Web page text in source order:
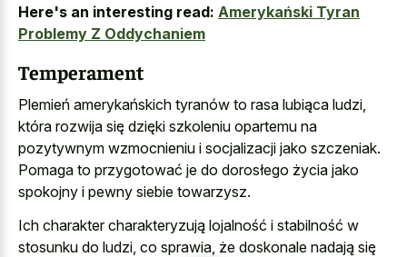
Here's an interesting read: Amerykański Tyran
Problemy Z Oddychaniem
Temperament
Plemień amerykańskich tyranów to rasa lubiąca ludzi,
która rozwija się dzięki szkoleniu opartemu na
pozytywnym wzmocnieniu i socjalizacji jako szczeniak.
Pomaga to przygotować je do dorosłego życia jako
spokojny i pewny siebie towarzysz.
Ich charakter charakteryzują lojalność i stabilność w
stosunku do ludzi, co sprawia, że doskonale nadają się